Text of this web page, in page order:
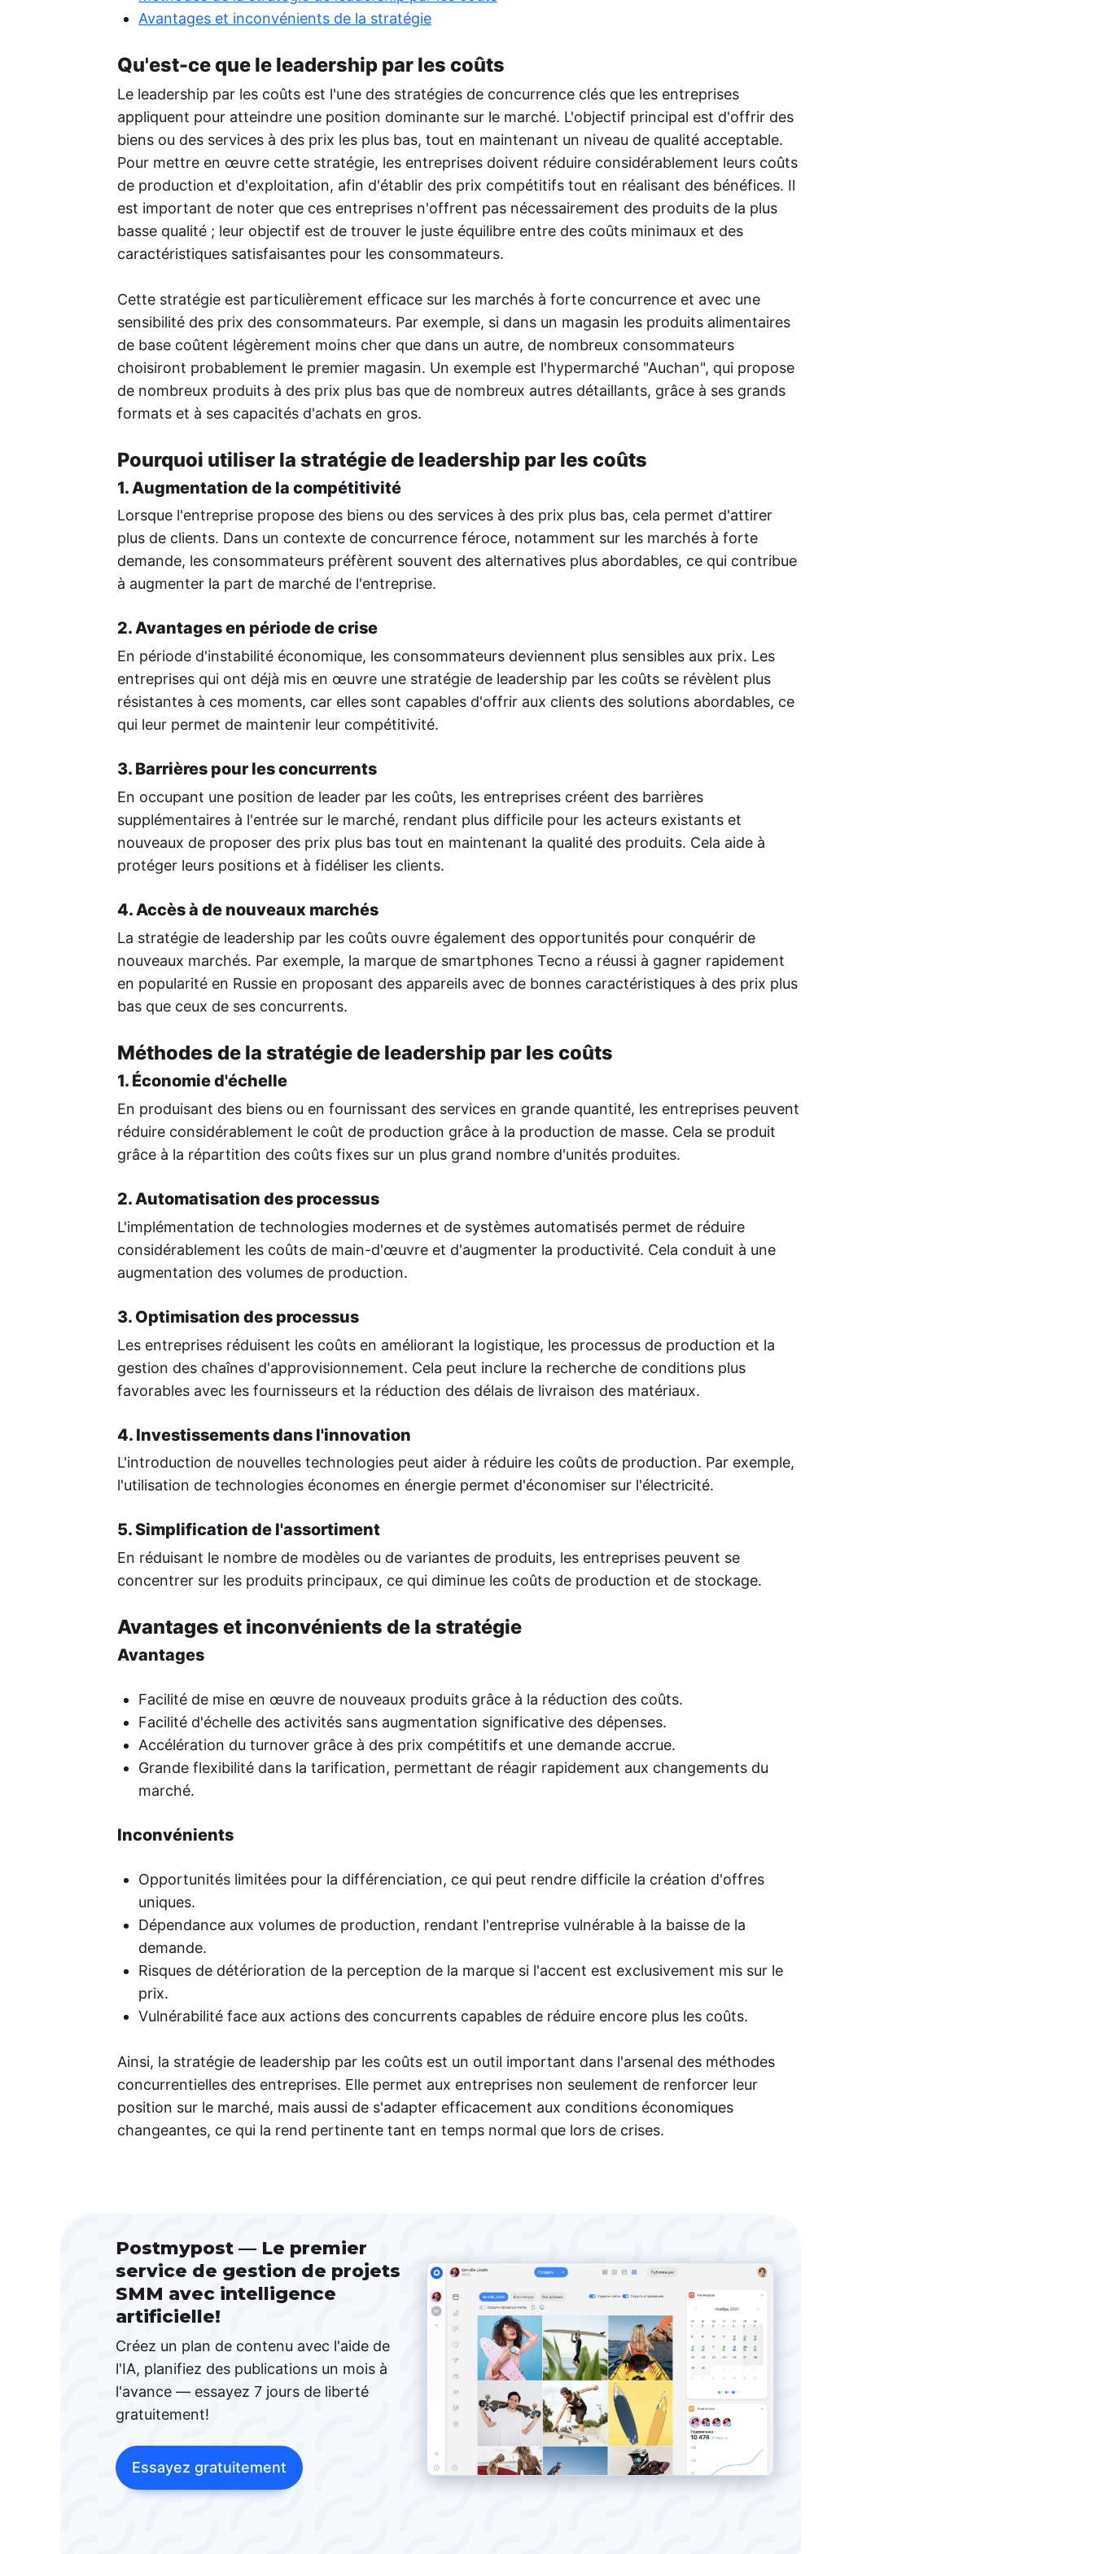
Reposter
augmentant ainsi la portée de votre audience.
Postmypost AI
L'IA aide les marketeurs à s'attaquer aux tâches
routinières, de la génération d'idées et de la
création de plans de contenu à la rédaction de
Avantages et inconvénients de la stratégie
Qu'est-ce que le leadership par les coûts
Le leadership par les coûts est l'une des stratégies de concurrence clés que les entreprises
appliquent pour atteindre une position dominante sur le marché. L'objectif principal est d'offrir des
biens ou des services à des prix les plus bas, tout en maintenant un niveau de qualité acceptable.
Pour mettre en œuvre cette stratégie, les entreprises doivent réduire considérablement leurs coûts
de production et d'exploitation, afin d'établir des prix compétitifs tout en réalisant des bénéfices. Il
est important de noter que ces entreprises n'offrent pas nécessairement des produits de la plus
basse qualité ; leur objectif est de trouver le juste équilibre entre des coûts minimaux et des
caractéristiques satisfaisantes pour les consommateurs.
Cette stratégie est particulièrement efficace sur les marchés à forte concurrence et avec une
sensibilité des prix des consommateurs. Par exemple, si dans un magasin les produits alimentaires
de base coûtent légèrement moins cher que dans un autre, de nombreux consommateurs
choisiront probablement le premier magasin. Un exemple est l'hypermarché "Auchan", qui propose
de nombreux produits à des prix plus bas que de nombreux autres détaillants, grâce à ses grands
formats et à ses capacités d'achats en gros.
Pourquoi utiliser la stratégie de leadership par les coûts
1. Augmentation de la compétitivité
Lorsque l'entreprise propose des biens ou des services à des prix plus bas, cela permet d'attirer
plus de clients. Dans un contexte de concurrence féroce, notamment sur les marchés à forte
demande, les consommateurs préfèrent souvent des alternatives plus abordables, ce qui contribue
à augmenter la part de marché de l'entreprise.
2. Avantages en période de crise
En période d'instabilité économique, les consommateurs deviennent plus sensibles aux prix. Les
entreprises qui ont déjà mis en œuvre une stratégie de leadership par les coûts se révèlent plus
résistantes à ces moments, car elles sont capables d'offrir aux clients des solutions abordables, ce
qui leur permet de maintenir leur compétitivité.
3. Barrières pour les concurrents
En occupant une position de leader par les coûts, les entreprises créent des barrières
supplémentaires à l'entrée sur le marché, rendant plus difficile pour les acteurs existants et
nouveaux de proposer des prix plus bas tout en maintenant la qualité des produits. Cela aide à
protéger leurs positions et à fidéliser les clients.
4. Accès à de nouveaux marchés
La stratégie de leadership par les coûts ouvre également des opportunités pour conquérir de
nouveaux marchés. Par exemple, la marque de smartphones Tecno a réussi à gagner rapidement
en popularité en Russie en proposant des appareils avec de bonnes caractéristiques à des prix plus
bas que ceux de ses concurrents.
Méthodes de la stratégie de leadership par les coûts
1. Économie d'échelle
En produisant des biens ou en fournissant des services en grande quantité, les entreprises peuvent
réduire considérablement le coût de production grâce à la production de masse. Cela se produit
grâce à la répartition des coûts fixes sur un plus grand nombre d'unités produites.
2. Automatisation des processus
L'implémentation de technologies modernes et de systèmes automatisés permet de réduire
considérablement les coûts de main-d'œuvre et d'augmenter la productivité. Cela conduit à une
augmentation des volumes de production.
3. Optimisation des processus
Les entreprises réduisent les coûts en améliorant la logistique, les processus de production et la
gestion des chaînes d'approvisionnement. Cela peut inclure la recherche de conditions plus
favorables avec les fournisseurs et la réduction des délais de livraison des matériaux.
4. Investissements dans l'innovation
L'introduction de nouvelles technologies peut aider à réduire les coûts de production. Par exemple,
l'utilisation de technologies économes en énergie permet d'économiser sur l'électricité.
5. Simplification de l'assortiment
En réduisant le nombre de modèles ou de variantes de produits, les entreprises peuvent se
concentrer sur les produits principaux, ce qui diminue les coûts de production et de stockage.
Avantages et inconvénients de la stratégie
Avantages
Facilité de mise en œuvre de nouveaux produits grâce à la réduction des coûts.
Facilité d'échelle des activités sans augmentation significative des dépenses.
Accélération du turnover grâce à des prix compétitifs et une demande accrue.
Grande flexibilité dans la tarification, permettant de réagir rapidement aux changements du
marché.
Inconvénients
Opportunités limitées pour la différenciation, ce qui peut rendre difficile la création d'offres
uniques.
Dépendance aux volumes de production, rendant l'entreprise vulnérable à la baisse de la
demande.
Risques de détérioration de la perception de la marque si l'accent est exclusivement mis sur le
prix.
Vulnérabilité face aux actions des concurrents capables de réduire encore plus les coûts.
Ainsi, la stratégie de leadership par les coûts est un outil important dans l'arsenal des méthodes
concurrentielles des entreprises. Elle permet aux entreprises non seulement de renforcer leur
position sur le marché, mais aussi de s'adapter efficacement aux conditions économiques
changeantes, ce qui la rend pertinente tant en temps normal que lors de crises.
Postmypost — Le premier
service de gestion de projets
SMM avec intelligence
artificielle!
Créez un plan de contenu avec l'aide de
l'IA, planifiez des publications un mois à
l'avance — essayez 7 jours de liberté
gratuitement!
Essayez gratuitement